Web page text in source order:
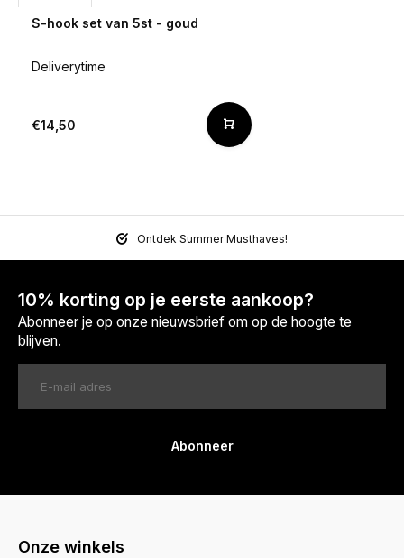
S-hook set van 5st - goud
Deliverytime
€14,50
Ontdek Summer Musthaves!
10% korting op je eerste aankoop?
Abonneer je op onze nieuwsbrief om op de hoogte te
blijven.
Abonneer
Onze winkels